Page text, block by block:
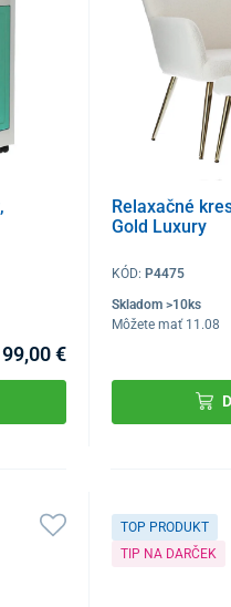
99,00 €
Relaxačné
Gold Luxury
KÓD: P4475
Skladom >10ks
Môžete mať 11.08
TOP PRODUKT
TIP NA DARČEK